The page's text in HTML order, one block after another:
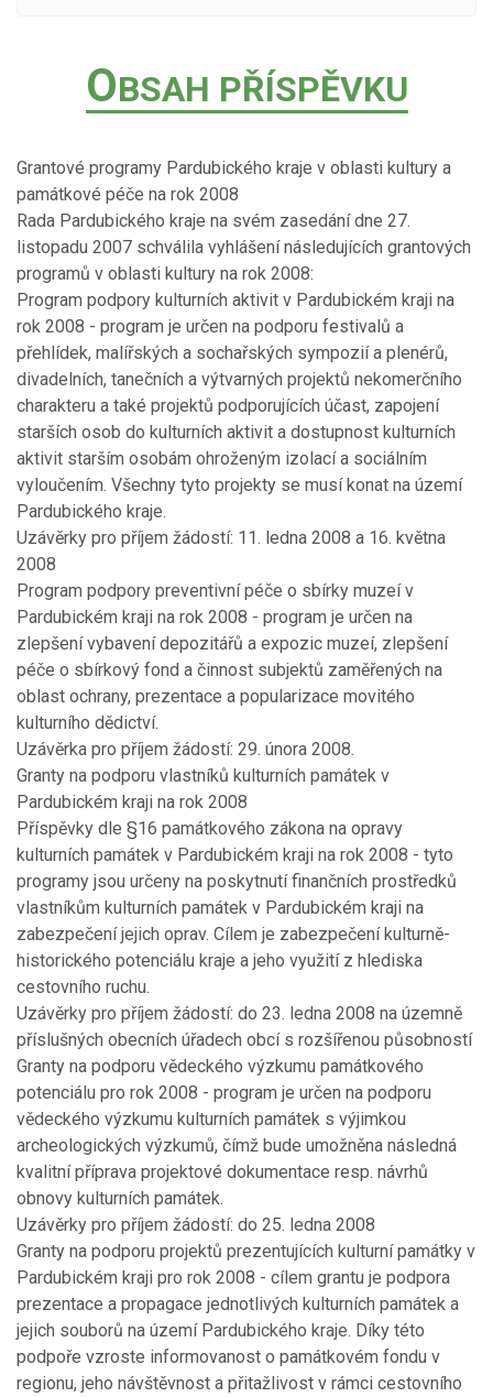
OBSAH PŘÍSPĚVKU
Grantové programy Pardubického kraje v oblasti kultury a
památkové péče na rok 2008
Rada Pardubického kraje na svém zasedání dne 27.
listopadu 2007 schválila vyhlášení následujících grantových
programů v oblasti kultury na rok 2008:
Program podpory kulturních aktivit v Pardubickém kraji na
rok 2008 - program je určen na podporu festivalů a
přehlídek, malířských a sochařských sympozií a plenérů,
divadelních, tanečních a výtvarných projektů nekomerčního
charakteru a také projektů podporujících účast, zapojení
starších osob do kulturních aktivit a dostupnost kulturních
aktivit starším osobám ohroženým izolací a sociálním
vyloučením. Všechny tyto projekty se musí konat na území
Pardubického kraje.
Uzávěrky pro příjem žádostí: 11. ledna 2008 a 16. května
2008
Program podpory preventivní péče o sbírky muzeí v
Pardubickém kraji na rok 2008 - program je určen na
zlepšení vybavení depozitářů a expozic muzeí, zlepšení
péče o sbírkový fond a činnost subjektů zaměřených na
oblast ochrany, prezentace a popularizace movitého
kulturního dědictví.
Uzávěrka pro příjem žádostí: 29. února 2008.
Granty na podporu vlastníků kulturních památek v
Pardubickém kraji na rok 2008
Příspěvky dle §16 památkového zákona na opravy
kulturních památek v Pardubickém kraji na rok 2008 - tyto
programy jsou určeny na poskytnutí finančních prostředků
vlastníkům kulturních památek v Pardubickém kraji na
zabezpečení jejich oprav. Cílem je zabezpečení kulturně-
historického potenciálu kraje a jeho využití z hlediska
cestovního ruchu.
Uzávěrky pro příjem žádostí: do 23. ledna 2008 na územně
příslušných obecních úřadech obcí s rozšířenou působností
Granty na podporu vědeckého výzkumu památkového
potenciálu pro rok 2008 - program je určen na podporu
vědeckého výzkumu kulturních památek s výjimkou
archeologických výzkumů, čímž bude umožněna následná
kvalitní příprava projektové dokumentace resp. návrhů
obnovy kulturních památek.
Uzávěrky pro příjem žádostí: do 25. ledna 2008
Granty na podporu projektů prezentujících kulturní památky v
Pardubickém kraji pro rok 2008 - cílem grantu je podpora
prezentace a propagace jednotlivých kulturních památek a
jejich souborů na území Pardubického kraje. Díky této
podpoře vzroste informovanost o památkovém fondu v
regionu, jeho návštěvnost a přitažlivost v rámci cestovního